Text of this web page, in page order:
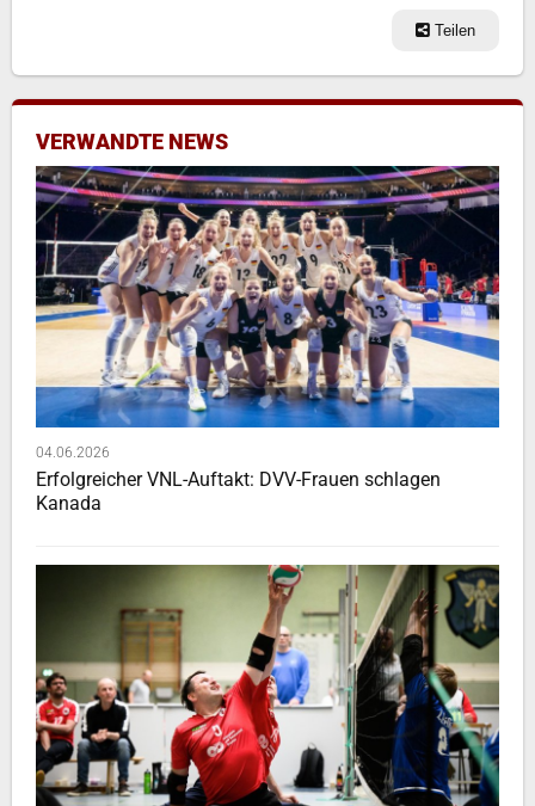
Teilen
VERWANDTE NEWS
04.06.2026
Erfolgreicher VNL-Auftakt: DVV-Frauen schlagen
Kanada